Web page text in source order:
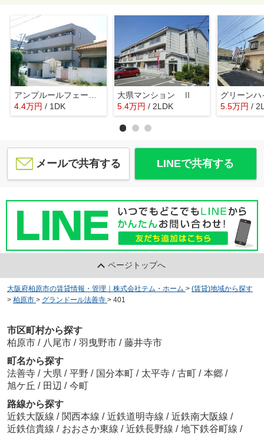
4.4万円 / 1DK
大県マンション Ⅱ
5.4万円 / 2LDK
グリーンハ
5.5万円 /
メールで共有する LINEで共有する
ページトップへ
大阪府柏原市の賃貸情報・管理｜株式会社テム・ホーム > (賃貸)地域から探す
> 柏原市 > グランドール法善寺 > 401
市区町村から探す
柏原市 / 八尾市 / 羽曳野市 / 藤井寺市
町名から探す
法善寺 / 大県 / 平野 / 国分本町 / 太平寺 / 古町 / 本郷 /
旭ケ丘 / 田辺 / 今町
路線から探す
近鉄大阪線 / 関西本線 / 近鉄道明寺線 / 近鉄南大阪線 /
近鉄信貴線 / おおさか東線 / 近鉄長野線 / 地下鉄谷町線 /